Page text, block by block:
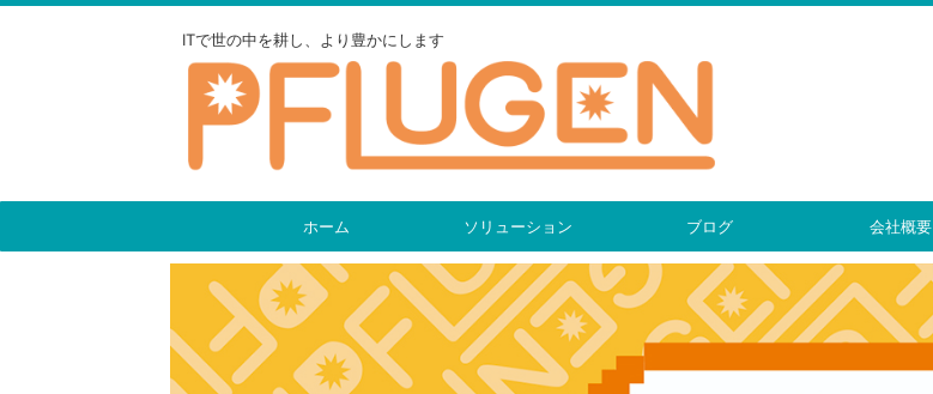
ITで世の中を耕し、より豊かにします
ホーム ソリューション ブログ 会社概要